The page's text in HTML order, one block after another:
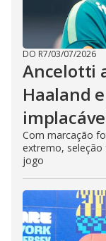
DO R7/03/07/2026
Ancelotti
Haaland
Com marcação
extremo, seleção
jogo